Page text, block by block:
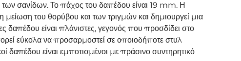
των σανίδων. Το πάχος του δαπέδου είναι 19 mm. Η
του θορύβου και των τριγμών και δημιουργεί μια
δαπέδου είναι πλάνιστες, γεγονός που προσδίδει στο
εύκολα να προσαρμοστεί σε οποιοδήποτε στυλ
δαπέδου είναι εμποτισμένοι με πράσινο συντηρητικό